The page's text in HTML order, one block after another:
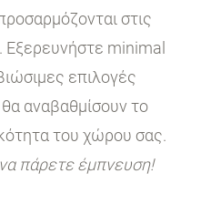
στις
Εξερευνήστε minimal
επιλογές
αναβαθμίσουν το
του χώρου σας.
πάρετε έμπνευση!